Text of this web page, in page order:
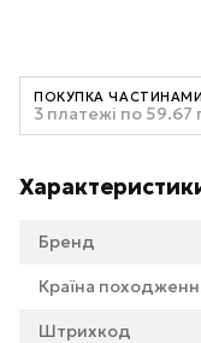
ПОКУПКА ЧАСТИНАМИ
3 платежі по 59.67
Бренд
Країна
Штрихкод